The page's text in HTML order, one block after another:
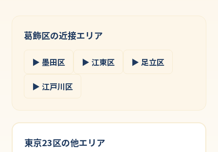
葛飾区の近接エリア
▶ 墨田区 ▶ 江東区 ▶ 足立区
▶ 江戸川区
東京23区の他エリア